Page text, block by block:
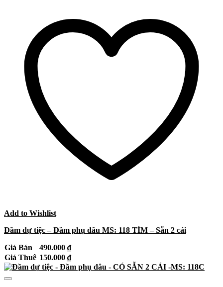
Add to Wishlist
Đầm dự tiệc – Đầm phụ dâu MS: 118 TÍM – Sẵn 2 cái
Giá Bán 490.000 ₫
Giá Thuê 150.000 ₫